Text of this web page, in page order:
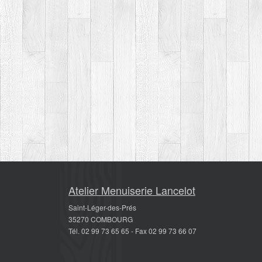
Atelier Menuiserie Lancelot
Saint-Léger-des-Prés
35270 COMBOURG
Tél. 02 99 73 65 65 - Fax 02 99 73 66 07